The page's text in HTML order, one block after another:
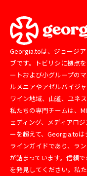
Georgia.toは、ジョージ
ブです。トビリシに拠点
ートおよび小グループの
ルメニアやアゼルバイジ
ワイン地域、山道、ユネ
私たちの専門チームは、
ェディング、メディアロ
ーを超えて、Georgia.to
ラインガイドであり、ラ
が詰まっています。信頼
を発見してください。私